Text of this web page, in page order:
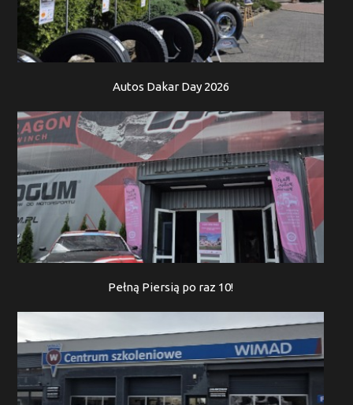
Autos Dakar Day 2026
Pełną Piersią po raz 10!